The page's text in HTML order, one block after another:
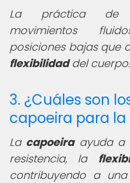
La práctica de
movimientos
posiciones bajas que
flexibilidaddel cuerpo.
3. ¿Cuáles son
capoeira para la
La capoeiraayuda a
resistencia, la
contribuyendo a